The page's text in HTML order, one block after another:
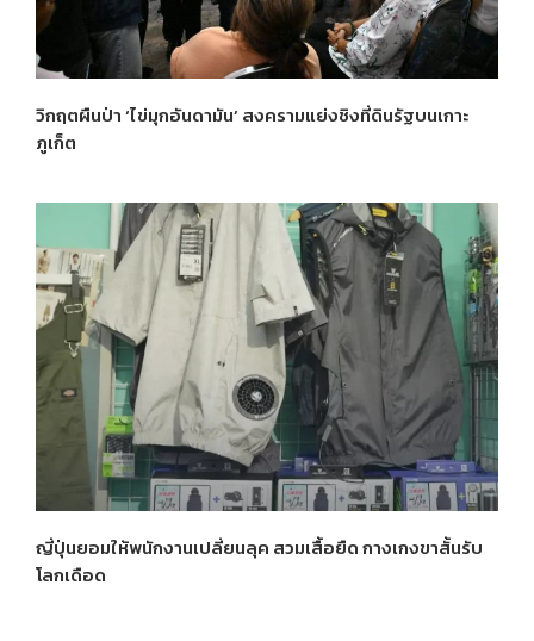
วิกฤตผืนป่า ‘ไข่มุกอันดามัน’ สงครามแย่งชิงที่ดินรัฐบนเกาะ
ภูเก็ต
ญี่ปุ่นยอมให้พนักงานเปลี่ยนลุค สวมเสื้อยืด กางเกงขาสั้นรับ
โลกเดือด